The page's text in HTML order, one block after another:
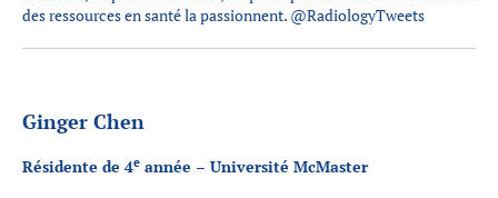
des ressources en santé la passionnent. @RadiologyTweets
Ginger Chen
Résidente de 4e année – Université McMaster